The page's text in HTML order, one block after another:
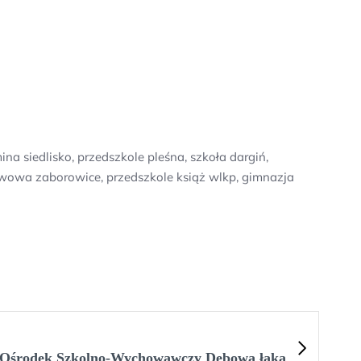
siedlisko, przedszkole pleśna, szkoła dargiń,
zaborowice, przedszkole książ wlkp, gimnazja
Szkolno-Wychowawczy Dębowa łąka